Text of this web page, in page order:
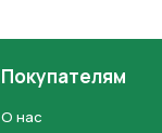
Покупателям
О нас